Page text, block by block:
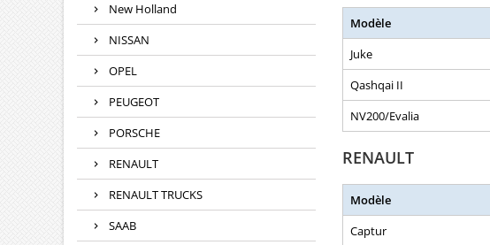
New Holland
NISSAN
OPEL
PEUGEOT
PORSCHE
RENAULT
RENAULT TRUCKS
SAAB
Modèle
Juke
Qashqai II
NV200/Evalia
RENAULT
Modèle
Captur